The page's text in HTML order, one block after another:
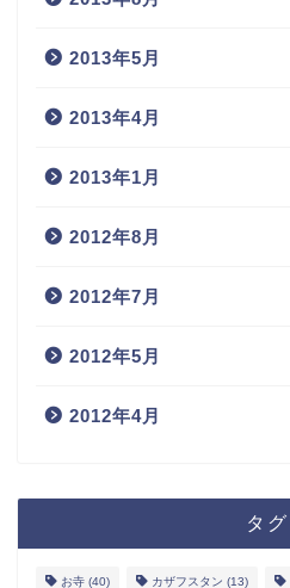
2013年5月
2013年4月
2013年1月
2012年8月
2012年7月
2012年5月
2012年4月
タグ
お寺 (40) カザフスタン (13)